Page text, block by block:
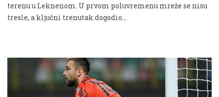
terenu u Leknenom. U prvom poluvremenu mreže se nisu
tresle, a ključni trenutak dogodio...